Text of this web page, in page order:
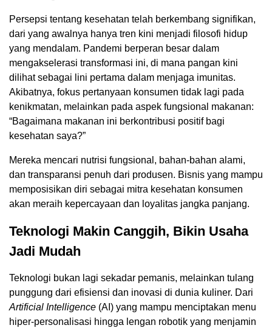
Persepsi tentang kesehatan telah berkembang signifikan,
dari yang awalnya hanya tren kini menjadi filosofi hidup
yang mendalam. Pandemi berperan besar dalam
mengakselerasi transformasi ini, di mana pangan kini
dilihat sebagai lini pertama dalam menjaga imunitas.
Akibatnya, fokus pertanyaan konsumen tidak lagi pada
kenikmatan, melainkan pada aspek fungsional makanan:
“Bagaimana makanan ini berkontribusi positif bagi
kesehatan saya?”
Mereka mencari nutrisi fungsional, bahan-bahan alami,
dan transparansi penuh dari produsen. Bisnis yang mampu
memposisikan diri sebagai mitra kesehatan konsumen
akan meraih kepercayaan dan loyalitas jangka panjang.
Teknologi Makin Canggih, Bikin Usaha
Jadi Mudah
Teknologi bukan lagi sekadar pemanis, melainkan tulang
punggung dari efisiensi dan inovasi di dunia kuliner. Dari
Artificial Intelligence (AI) yang mampu menciptakan menu
hiper-personalisasi hingga lengan robotik yang menjamin